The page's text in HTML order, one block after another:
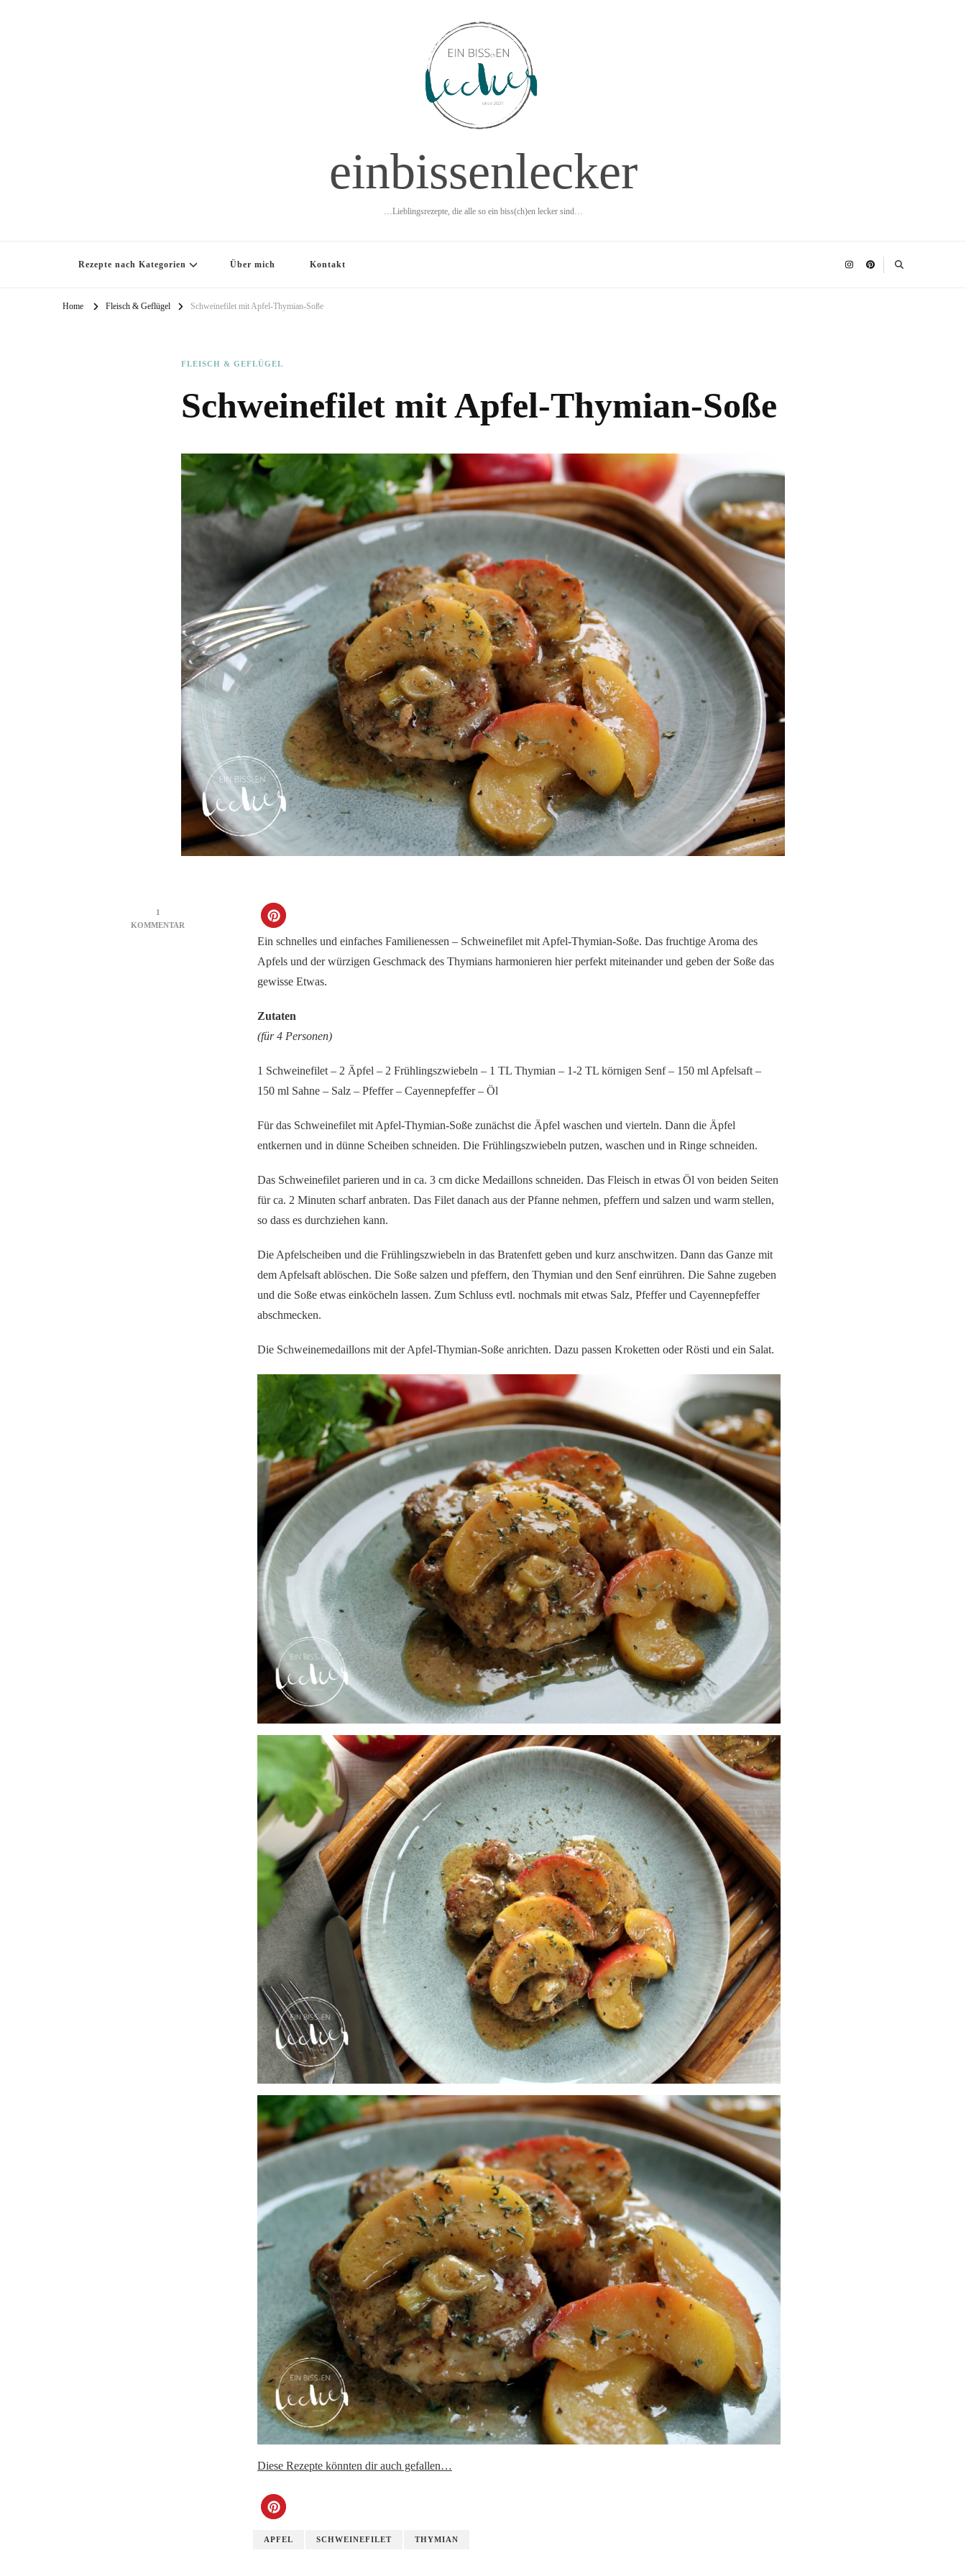
einbissenlecker
…Lieblingsrezepte, die alle so ein biss(ch)en lecker sind…
Rezepte nach Kategorien Über mich Kontakt
Home Fleisch & Geflügel Schweinefilet mit Apfel-Thymian-Soße
FLEISCH & GEFLÜGEL
Schweinefilet mit Apfel-Thymian-Soße
1
KOMMENTAR
Ein schnelles und einfaches Familienessen – Schweinefilet mit Apfel-Thymian-Soße. Das fruchtige Aroma des
Apfels und der würzigen Geschmack des Thymians harmonieren hier perfekt miteinander und geben der Soße das
gewisse Etwas.
Zutaten
(für 4 Personen)
1 Schweinefilet – 2 Äpfel – 2 Frühlingszwiebeln – 1 TL Thymian – 1-2 TL körnigen Senf – 150 ml Apfelsaft –
150 ml Sahne – Salz – Pfeffer – Cayennepfeffer – Öl
Für das Schweinefilet mit Apfel-Thymian-Soße zunächst die Äpfel waschen und vierteln. Dann die Äpfel
entkernen und in dünne Scheiben schneiden. Die Frühlingszwiebeln putzen, waschen und in Ringe schneiden.
Das Schweinefilet parieren und in ca. 3 cm dicke Medaillons schneiden. Das Fleisch in etwas Öl von beiden Seiten
für ca. 2 Minuten scharf anbraten. Das Filet danach aus der Pfanne nehmen, pfeffern und salzen und warm stellen,
so dass es durchziehen kann.
Die Apfelscheiben und die Frühlingszwiebeln in das Bratenfett geben und kurz anschwitzen. Dann das Ganze mit
dem Apfelsaft ablöschen. Die Soße salzen und pfeffern, den Thymian und den Senf einrühren. Die Sahne zugeben
und die Soße etwas einköcheln lassen. Zum Schluss evtl. nochmals mit etwas Salz, Pfeffer und Cayennepfeffer
abschmecken.
Die Schweinemedaillons mit der Apfel-Thymian-Soße anrichten. Dazu passen Kroketten oder Rösti und ein Salat.
Diese Rezepte könnten dir auch gefallen…
APFEL SCHWEINEFILET THYMIAN